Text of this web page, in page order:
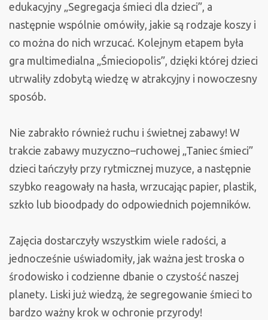
edukacyjny „Segregacja śmieci dla dzieci”, a
następnie wspólnie omówiły, jakie są rodzaje koszy i
co można do nich wrzucać. Kolejnym etapem była
gra multimedialna „Śmieciopolis”, dzięki której dzieci
utrwaliły zdobytą wiedzę w atrakcyjny i nowoczesny
sposób.
Nie zabrakło również ruchu i świetnej zabawy! W
trakcie zabawy muzyczno–ruchowej „Taniec śmieci”
dzieci tańczyły przy rytmicznej muzyce, a następnie
szybko reagowały na hasła, wrzucając papier, plastik,
szkło lub bioodpady do odpowiednich pojemników.
Zajęcia dostarczyły wszystkim wiele radości, a
jednocześnie uświadomiły, jak ważna jest troska o
środowisko i codzienne dbanie o czystość naszej
planety. Liski już wiedzą, że segregowanie śmieci to
bardzo ważny krok w ochronie przyrody!